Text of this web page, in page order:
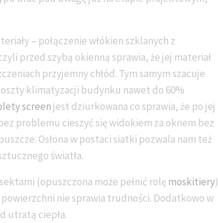
– połączenie włókien szklanych z
przed szybą okienną sprawia, że jej materiał
przyjemny chłód. Tym samym szacuje
klimatyzacji budynku nawet do 60%
screen jest dziurkowana co sprawia, że po jej
problemu cieszyć się widokiem za oknem bez
Osłona w postaci siatki pozwala nam też
światła.
(opuszczona może pełnić rolęmoskitiery)
nie sprawia trudności. Dodatkowo w
utratą ciepła.